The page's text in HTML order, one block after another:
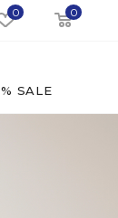
0 0
% SALE